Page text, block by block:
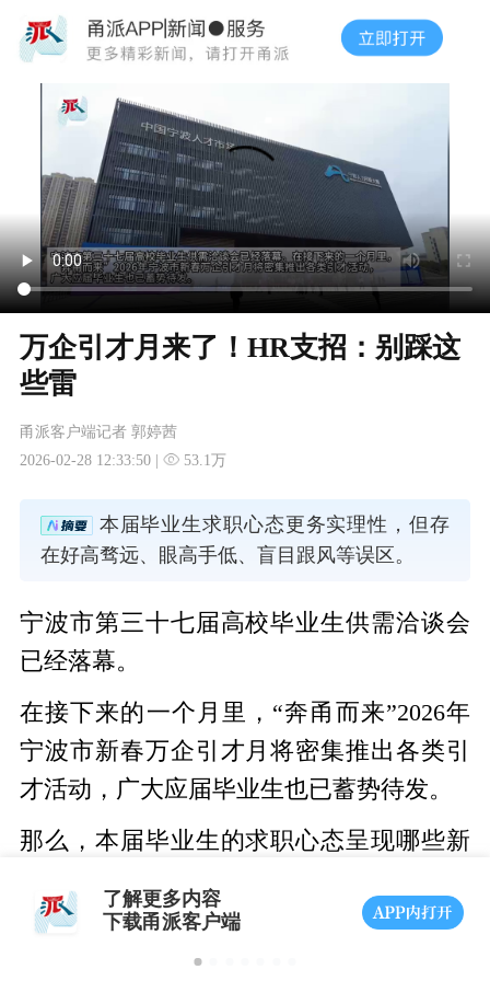
万企引才月来了！HR支招：别踩这
些雷
甬派客户端记者 郭婷茜
2026-02-28 12:33:50 |
53.1万
本届毕业生求职心态更务实理性，但存
在好高骛远、眼高手低、盲目跟风等误区。
宁波市第三十七届高校毕业生供需洽谈会
已经落幕。
在接下来的一个月里，“奔甬而来”2026年
宁波市新春万企引才月将密集推出各类引
才活动，广大应届毕业生也已蓄势待发。
那么，本届毕业生的求职心态呈现哪些新
区？让我们一同走近企业，倾听他们的观
了解更多内容
下载甬派客户端